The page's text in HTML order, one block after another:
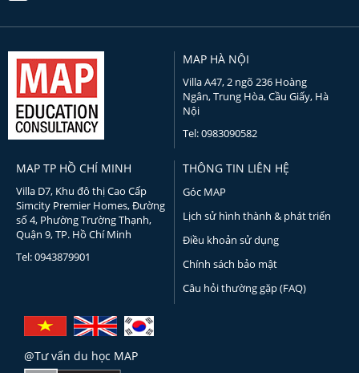
MAP HÀ NỘI
Villa A47, 2 ngõ 236 Hoàng
Ngân, Trung Hòa, Cầu Giấy, Hà
Nội
Tel: 0983090582
MAP TP HỒ CHÍ MINH
Villa D7, Khu đô thị Cao Cấp
Simcity Premier Homes, Đường
số 4, Phường Trường Thạnh,
Quận 9, TP. Hồ Chí Minh
Tel: 0943879901
THÔNG TIN LIÊN HỆ
Góc MAP
Lịch sử hình thành & phát triển
Điều khoản sử dụng
Chính sách bảo mật
Câu hỏi thường gặp (FAQ)
@Tư vấn du học MAP